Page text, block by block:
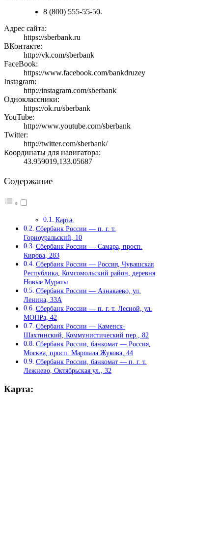
8 (800) 555-55-50.
Адрес сайта:
https://sberbank.ru
ВКонтакте:
http://vk.com/sberbank
FaceBook:
https://www.facebook.com/bankdruzey
Instagram:
http://instagram.com/sberbank
Одноклассники:
https://ok.ru/sberbank
YouTube:
http://www.youtube.com/sberbank
Twitter:
http://twitter.com/sberbank/
Координаты для навигатора:
43.959019,133.05687
Содержание
Карта:
Сбербанк России — п. г. т.
Горноуральский, 10
Сбербанк России — Самара, просп.
Кирова, 283
Сбербанк России — Россия, Чувашская
Республика, Комсомольский район, деревня
Новые Мураты
Сбербанк России — Азнакаево, ул.
Ленина, 33А
Сбербанк России — п. г. т. Лесной, ул.
МОПРа, 42
Сбербанк России — Каменск-
Шахтинский, Коммунистический пер., 82
Сбербанк России, банкомат — Россия,
Москва, просп. Маршала Жукова, 44
Сбербанк России, банкомат — п. г. т.
Лежнево, Октябрьская ул., 32
Карта: